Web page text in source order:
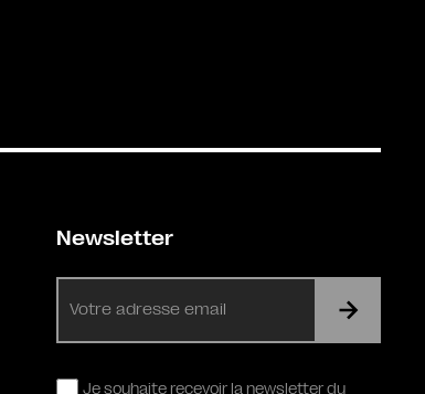
Newsletter
mail
RGPDJe souhaite recevoir la newsletter du